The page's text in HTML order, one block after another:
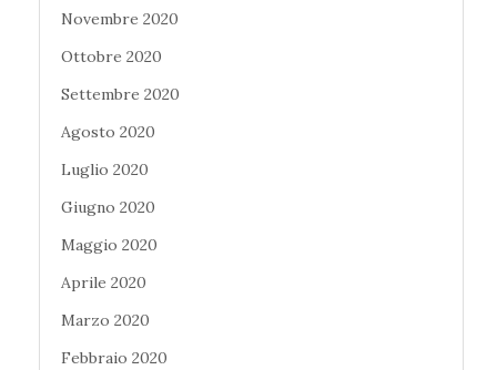
Novembre 2020
Ottobre 2020
Settembre 2020
Agosto 2020
Luglio 2020
Giugno 2020
Maggio 2020
Aprile 2020
Marzo 2020
Febbraio 2020